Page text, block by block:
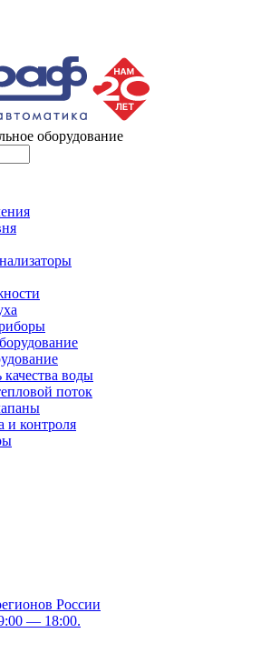
оборудование
воды
поток
и контроля
России
— 18:00.